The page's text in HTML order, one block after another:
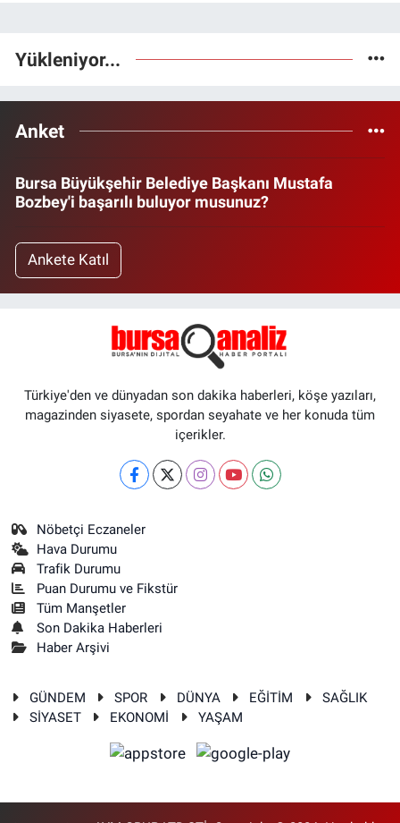
Yükleniyor...
Anket
Bursa Büyükşehir Belediye Başkanı Mustafa
Bozbey'i başarılı buluyor musunuz?
Ankete Katıl
Türkiye'den ve dünyadan son dakika haberleri, köşe yazıları,
magazinden siyasete, spordan seyahate ve her konuda tüm
içerikler.
Nöbetçi Eczaneler
Hava Durumu
Trafik Durumu
Puan Durumu ve Fikstür
Tüm Manşetler
Son Dakika Haberleri
Haber Arşivi
GÜNDEM SPOR DÜNYA EĞİTİM
SAĞLIK
SİYASET
EKONOMİ YAŞAM